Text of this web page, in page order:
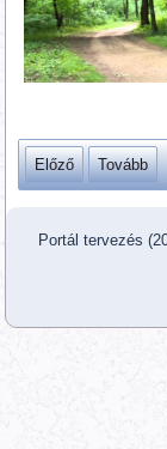
Előző Tovább
Portál tervezés